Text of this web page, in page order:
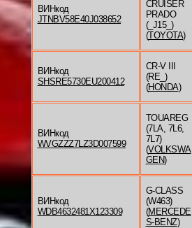
ВИНкод
JTNBV58E40J038652
CRUISER
PRADO
(_J15_)
(TOYOTA)
ВИНкод
SHSRE5730EU200412
CR-V III
(RE_)
(HONDA)
ВИНкод
WVGZZZ7LZ3D007599
TOUAREG
(7LA, 7L6,
7L7)
(VOLKSWA
GEN)
ВИНкод
WDB4632481X123309
G-CLASS
(W463)
(MERCEDE
S-BENZ)